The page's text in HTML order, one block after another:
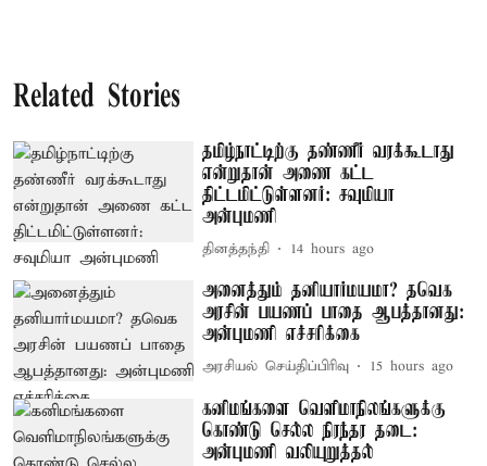
Related Stories
தமிழ்நாட்டிற்கு தண்ணீர் வரக்கூடாது
என்றுதான் அணை கட்ட
திட்டமிட்டுள்ளனர்: சவுமியா
அன்புமணி
தினத்தந்தி 14 hours ago
அனைத்தும் தனியார்மயமா? தவெக
அரசின் பயணப் பாதை ஆபத்தானது:
அன்புமணி எச்சரிக்கை
அரசியல் செய்திப்பிரிவு 15 hours ago
கனிமங்களை வெளிமாநிலங்களுக்கு
கொண்டு செல்ல நிரந்தர தடை:
அன்புமணி வலியுறுத்தல்